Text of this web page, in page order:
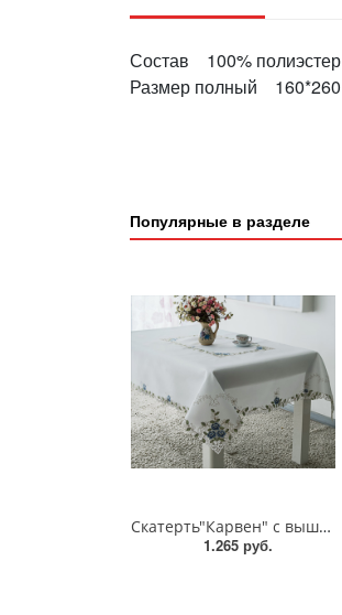
Состав 100% полиэстер
Размер полный 160*260
Популярные в разделе
Скатерть"Карвен" с вышивкой 160*300/М 700-5
1.265 руб.